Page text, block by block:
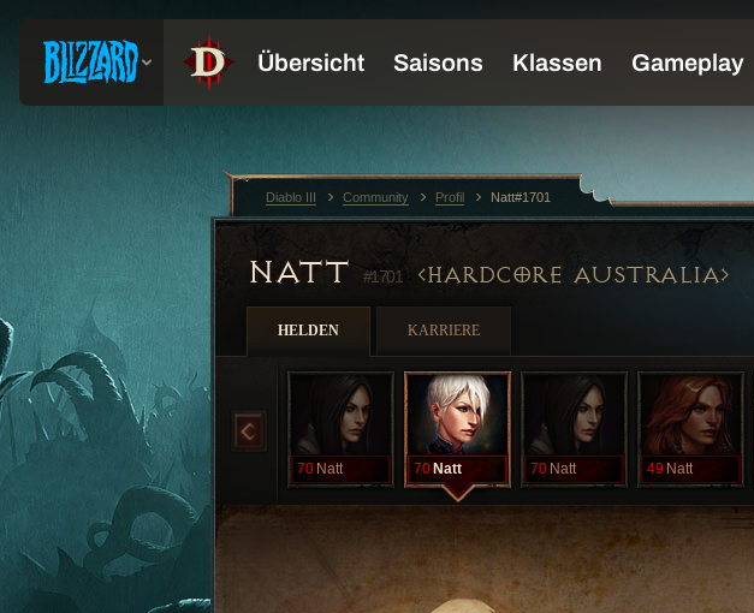
NATT #1701 HARDCORE AUSTRALIA
HELDEN KARRIERE
70 Natt 70 Natt 70 Natt 49 Natt
Diablo III Community Profil Natt#1701